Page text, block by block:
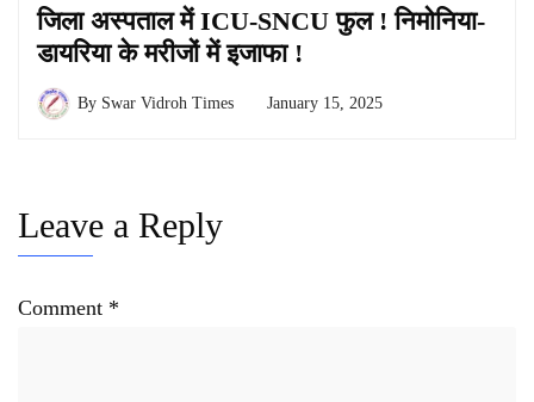
जिला अस्पताल में ICU-SNCU फुल ! निमोनिया-
डायरिया के मरीजों में इजाफा !
By Swar Vidroh Times January 15, 2025
Leave a Reply
Comment *